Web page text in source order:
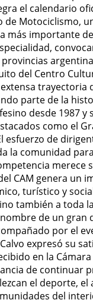
el calendario
de Motociclismo,
más importante
del Centro
trayectoria
parte de la
desde 1987 y
como el
esfuerzo de
la comunidad
merece
CAM genera un
turístico y
también a toda
de un gran
por el
expresó su
en la
de continuar
el deporte, el
del